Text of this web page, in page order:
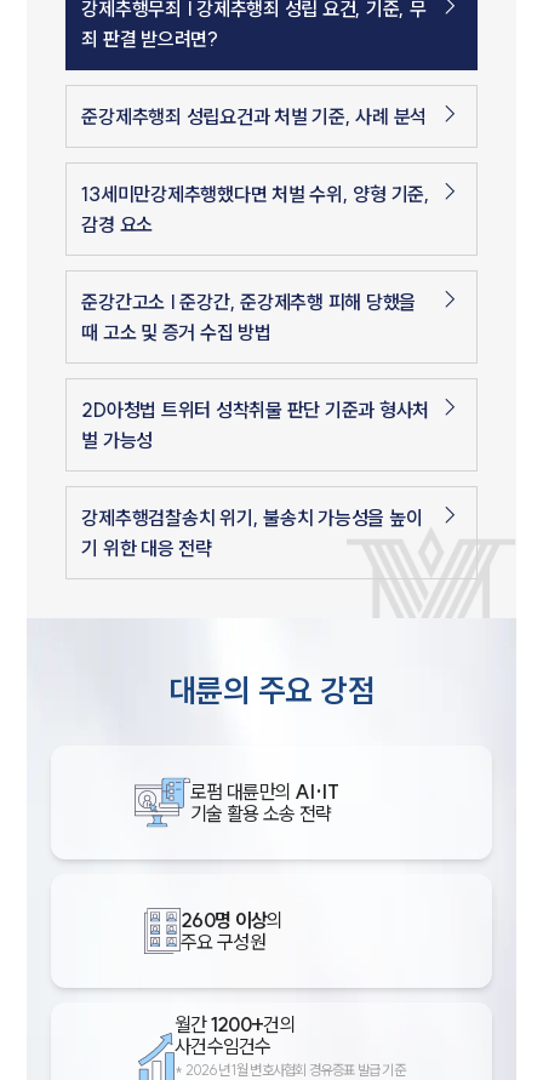
강제추행무죄 | 강제추행죄 성립 요건, 기준, 무
죄 판결 받으려면?
준강제추행죄 성립요건과 처벌 기준, 사례 분석
13세미만강제추행했다면 처벌 수위, 양형 기준,
감경 요소
준강간고소 | 준강간, 준강제추행 피해 당했을
때 고소 및 증거 수집 방법
2D아청법 트위터 성착취물 판단 기준과 형사처
벌 가능성
강제추행검찰송치 위기, 불송치 가능성을 높이
기 위한 대응 전략
대륜의 주요 강점
로펌 대륜만의 AI·IT
기술 활용 소송 전략
260명 이상의
주요 구성원
월간1200+건의
사건수임건수
* 2026년 1월 변호사협회 경유증표 발급 기준